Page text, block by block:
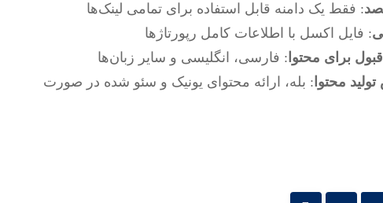
: فقط یک دامنه قابل استفاده برای تمامی لینک‌ها
: فایل اکسل با اطلاعات کامل رپورتاژها
برای محتوا : فارسی، انگلیسی و سایر زبان‌ها
محتوا : بله، ارائه محتوای یونیک و سئو شده در صورت